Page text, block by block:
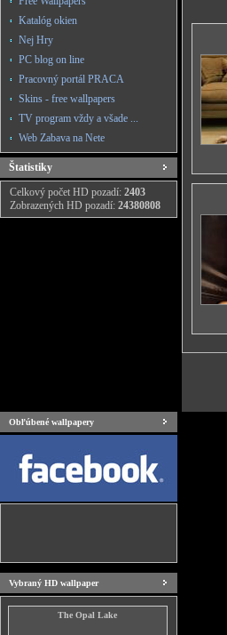
Katalóg okien
Nej Hry
PC blog on line
Pracovný portál PRACA
Skins - free wallpapers
TV program vždy a všade ...
Web Zabava na Nete
Štatistiky
Celkový počet HD pozadí: 2403
Zobrazených HD pozadí: 24380808
Obľúbené wallpapery
Vybraný HD wallpaper
The Opal Lake